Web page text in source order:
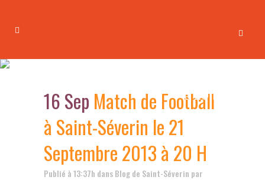
à 20 H
16 Sep Match de Football
à Saint-Séverin le 21
Septembre 2013 à 20 H
Publié à 13:37h dansBlog de Saint-Séverin par